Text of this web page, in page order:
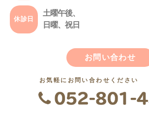
休診日
土曜午後、
日曜、祝日
お問い合わせ
お気軽にお問い合わせください